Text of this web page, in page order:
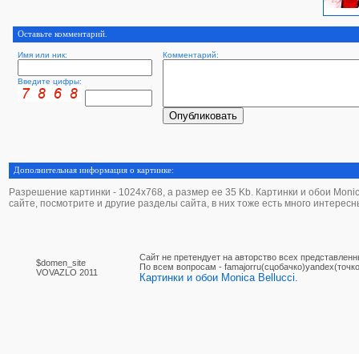
Оставьте комментарий.
Имя или ник: Комментарий:
Введите цифры:
Дополнительная информация о картинке:
Разрешение картинки - 1024х768, а размер ее 35 Kb. Картинки и обои
сайте, посмотрите и другие разделы сайта, в них тоже есть много
$domen_site
VOVAZLO 2011
Сайт не претендует на авторство всех
По вcем вопросам -
Картинки и обои Monica Bellucci.